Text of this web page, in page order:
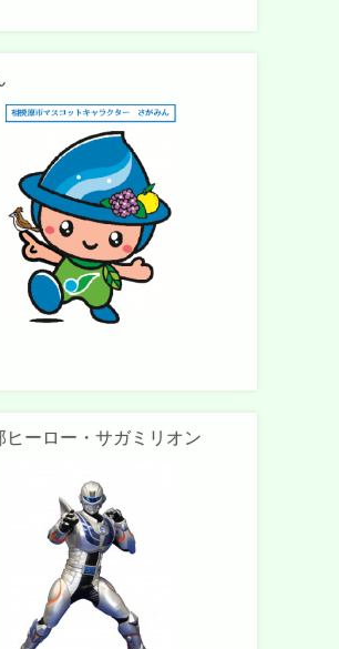
ヒーロー・サガミリオン